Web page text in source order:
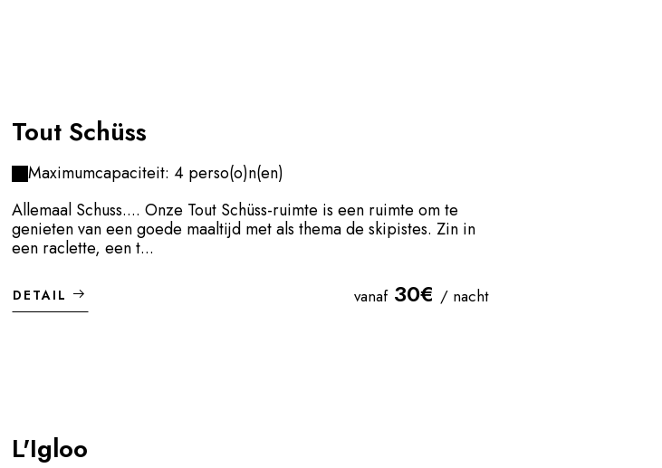
Tout Schüss
Maximumcapaciteit: 4 perso(o)n(en)
Allemaal Schuss.... Onze Tout Schüss-ruimte is een ruimte om te
genieten van een goede maaltijd met als thema de skipistes. Zin in
een raclette, een t...
DETAIL vanaf 30€ / nacht
L'Igloo